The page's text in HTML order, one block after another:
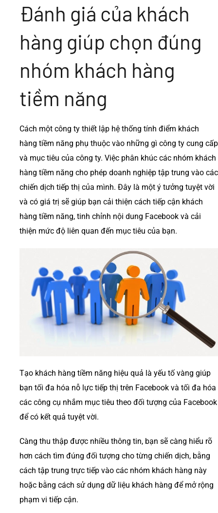
Đánh giá của khách
hàng giúp chọn đúng
nhóm khách hàng
tiềm năng
Cách một công ty thiết lập hệ thống tính điểm khách
hàng tiềm năng phụ thuộc vào những gì công ty cung cấp
và mục tiêu của công ty. Việc phân khúc các nhóm khách
hàng tiềm năng cho phép doanh nghiệp tập trung vào các
chiến dịch tiếp thị của mình. Đây là một ý tưởng tuyệt vời
và có giá trị sẽ giúp bạn cải thiện cách tiếp cận khách
hàng tiềm năng, tinh chỉnh nội dung Facebook và cải
thiện mức độ liên quan đến mục tiêu của bạn.
Tạo khách hàng tiềm năng hiệu quả là yếu tố vàng giúp
bạn tối đa hóa nỗ lực tiếp thị trên Facebook và tối đa hóa
các công cụ nhắm mục tiêu theo đối tượng của Facebook
để có kết quả tuyệt vời.
Càng thu thập được nhiều thông tin, bạn sẽ càng hiểu rõ
hơn cách tìm đúng đối tượng cho từng chiến dịch, bằng
cách tập trung trực tiếp vào các nhóm khách hàng này
hoặc bằng cách sử dụng dữ liệu khách hàng để mở rộng
phạm vi tiếp cận.